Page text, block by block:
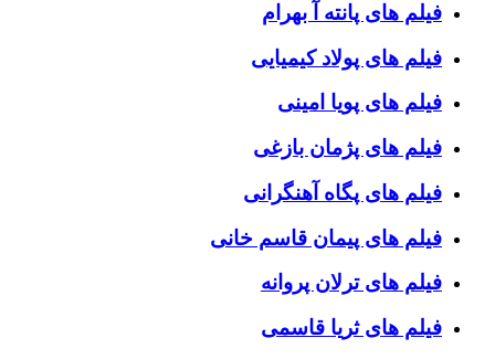
فیلم های پانته آ بهرام
فیلم های پولاد کیمیایی
فیلم های پویا امینی
فیلم های پژمان بازغی
فیلم های پگاه آهنگرانی
فیلم های پیمان قاسم خانی
فیلم های ترلان پروانه
فیلم های ثریا قاسمی